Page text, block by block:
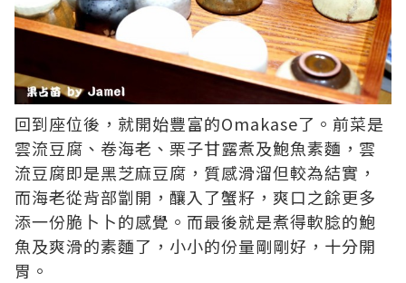
回到座位後，就開始豐富的Omakase了。前菜是
雲流豆腐、卷海老、栗子甘露煮及鮑魚素麵，雲
流豆腐即是黑芝麻豆腐，質感滑溜但較為結實，
而海老從背部劏開，釀入了蟹籽，爽口之餘更多
添一份脆卜卜的感覺。而最後就是煮得軟腍的鮑
魚及爽滑的素麵了，小小的份量剛剛好，十分開
胃。